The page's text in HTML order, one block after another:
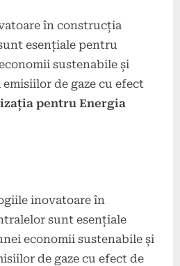
în construcția
esențiale pentru
sustenabile și
de gaze cu efect
pentru Energia
inovatoare în
sunt esențiale
economii sustenabile și
de gaze cu efect de